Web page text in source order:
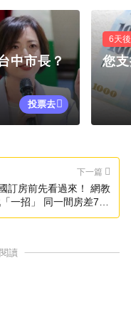
中市長？
投票去
6天
您
下一篇
訂房前先看過來！ 網教
一招」 同一間房差700
元
讀